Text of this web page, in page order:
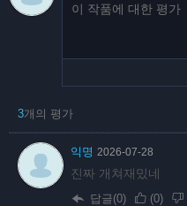
3개의 평가
익명 2026-07-28
진짜 개쳐재밌네
답글(0) (0)